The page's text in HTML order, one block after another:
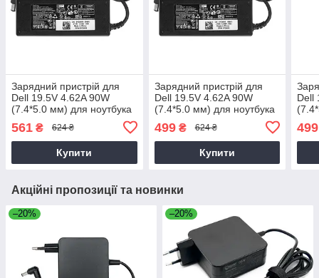
Зарядний пристрій для
Dell 19.5V 4.62A 90W
(7.4*5.0 мм) для ноутбука
P63G, P63G002 90W
561 ₴ 624 ₴
Купити
Зарядний пристрій для
Dell 19.5V 4.62A 90W
(7.4*5.0 мм) для ноутбука
499₴ 624 ₴
Купити
Dell
499
Акційні пропозиції та новинки
–20% –20%